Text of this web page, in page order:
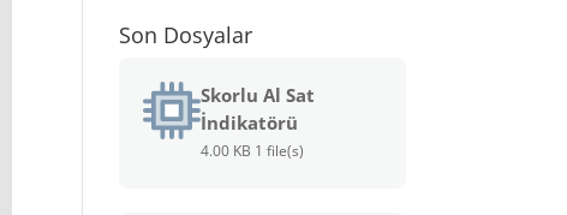
Son Dosyalar
Skorlu Al Sat
İndikatörü
4.00 KB 1 file(s)